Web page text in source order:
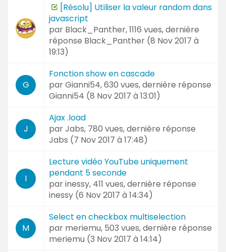
[Résolu] Utiliser la valeur random dans
javascript
par Black_Panther, 1116 vues, dernière
réponse Black_Panther (8 Nov 2017 à
19:13)
G
Fonction show en cascade
parGianni54, 630 vues, dernière réponse
Gianni54 (8 Nov 2017 à 13:01)
J
Ajax .load
parJabs, 780 vues, dernière réponse
Jabs (7 Nov 2017 à 17:48)
I
Lecture vidéo YouTube uniquement
pendant 5 seconde
parinessy, 411 vues, dernière réponse
inessy (6 Nov 2017 à 14:34)
M
Select en checkbox multiselection
par meriemu, 503 vues, dernière réponse
meriemu (3 Nov 2017 à 14:14)